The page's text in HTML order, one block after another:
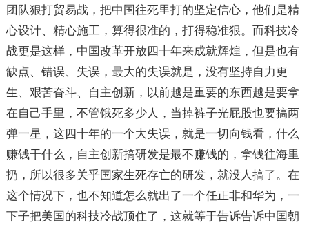
团队狠打贸易战，把中国往死里打的坚定信心，他们是精
心设计、精心施工，算得很准的，打得稳准狠。而科技冷
战更是这样，中国改革开放四十年来成就辉煌，但是也有
缺点、错误、失误，最大的失误就是，没有坚持自力更
生、艰苦奋斗、自主创新，以前越是重要的东西越是要拿
在自己手里，不管饿死多少人，当掉裤子光屁股也要搞两
弹一星，这四十年的一个大失误，就是一切向钱看，什么
赚钱干什么，自主创新搞研发是最不赚钱的，拿钱往海里
扔，所以很多关乎国家生死存亡的研发，就没人搞了。在
这个情况下，也不知道怎么就出了一个任正非和华为，一
下子把美国的科技冷战顶住了，这就等于告诉告诉中国朝